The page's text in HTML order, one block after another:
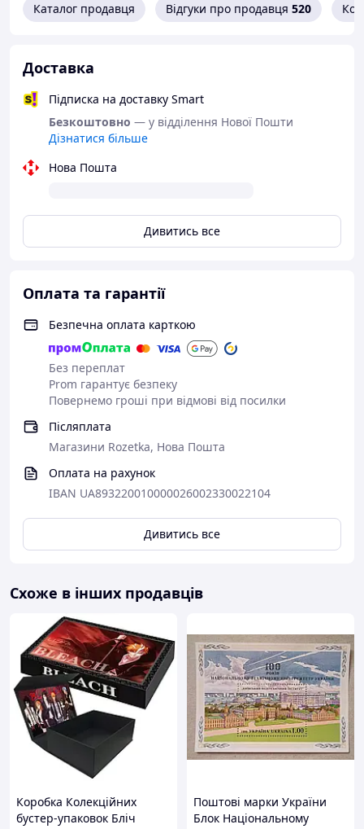
Каталог продавця Відгуки про продавця 520
Доставка
Підписка на доставку Smart
Безкоштовно — у відділення Нової Пошти
Дізнатися більше
Нова Пошта
Дивитись все
Оплата та гарантії
Безпечна оплата карткою
Без переплат
Prom гарантує безпеку
Повернемо гроші при відмові від посилки
Післяплата
Магазини Rozetka, Нова Пошта
Оплата на рахунок
IBAN UA893220010000026002330022104
Дивитись все
Схоже в інших продавців
Коробка Колекційних
бустер-упаковок Бліч
Поштові марки України
Блок Національному